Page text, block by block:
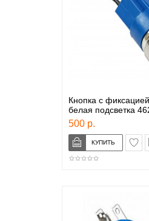
Кнопка с
белая подсветка
500 р.